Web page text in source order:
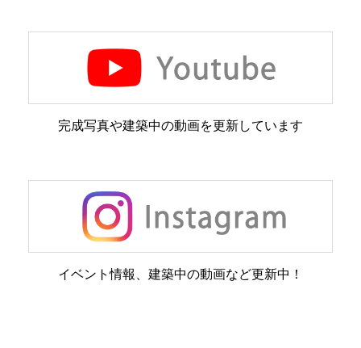
完成写真や建築中の動画を更新しています
イベント情報、建築中の動画など更新中！